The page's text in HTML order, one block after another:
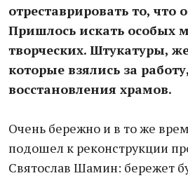
отреставрировать то, что
Пришлось искать особых
творческих. Штукатуры,
которые взялись за
восстановления храмов.
Очень бережно и в то же
подошел к реконструкции
Святослав Шамин: бережет